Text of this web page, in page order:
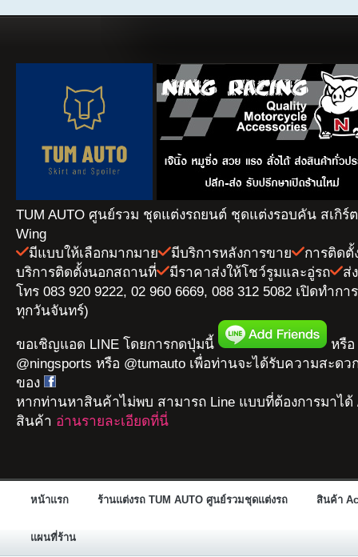
TUM AUTO ศูนย์รวม ชุดแต่งรถยนต์ ชุดแต่งรอบคัน สเกิร์
Wing
มีแบบให้เลือกมากมาย
มีบริการหลังการขาย
การติดตั้
บริการติดตั้งนอกสถานที่
มีราคาส่งให้โชว์รูมและอู่รถ
ส่
โทร 083 920 9222, 02 960 6669, 088 312 5082 เปิดทำก
ทุกวันจันทร์)
ขอเชิญแอด LINE โดยการกดปุ่มนี้
หรือ
@ningsports หรือ @tumauto เพื่อท่านจะได้รับความสะดว
ของ
หากท่านหาสินค้าไม่พบ สามารถ Line แบบที่ต้องการมาได้
สินค้า อ่านรายละเอียดที่นี่
หน้าแรก ร้านแต่งรถ TUM AUTO ศูนย์รวมชุดแต่งรถ สินค้า
แผนที่ร้าน